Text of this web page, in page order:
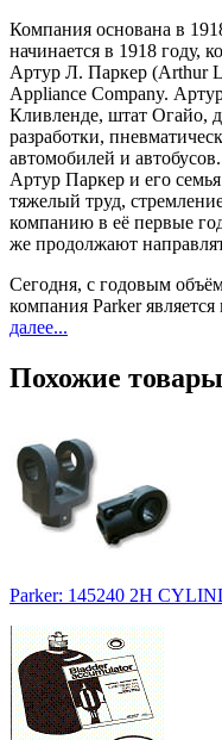
Компания основана в
начинается в 1918 году,
Артур Л. Паркер (Arthur
Appliance Company.
Кливленде, штат Огайо,
разработки,
автомобилей и
Артур Паркер и его
тяжелый труд,
компанию в её первые
же продолжают
Сегодня, с годовым
компания Parker
далее...
Похожие товары
Parker: 145240 2H